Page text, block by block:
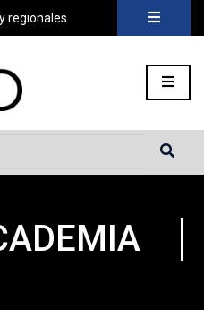
regionales